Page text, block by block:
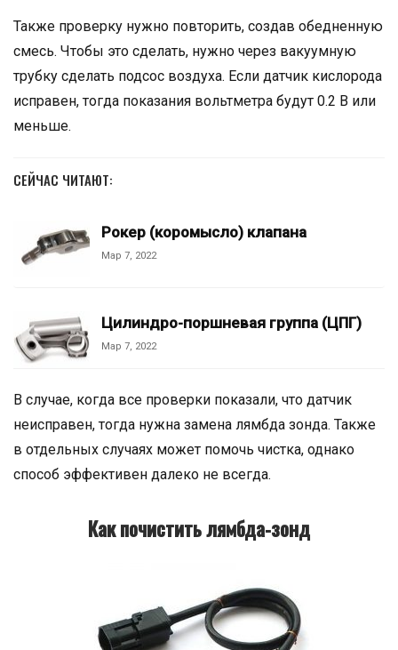
Также проверку нужно повторить, создав обедненную
смесь. Чтобы это сделать, нужно через вакуумную
трубку сделать подсос воздуха. Если датчик кислорода
исправен, тогда показания вольтметра будут 0.2 В или
меньше.
СЕЙЧАС ЧИТАЮТ:
Рокер (коромысло) клапана
Мар 7, 2022
Цилиндро-поршневая группа (ЦПГ)
Мар 7, 2022
В случае, когда все проверки показали, что датчик
неисправен, тогда нужна замена лямбда зонда. Также
в отдельных случаях может помочь чистка, однако
способ эффективен далеко не всегда.
Как почистить лямбда-зонд